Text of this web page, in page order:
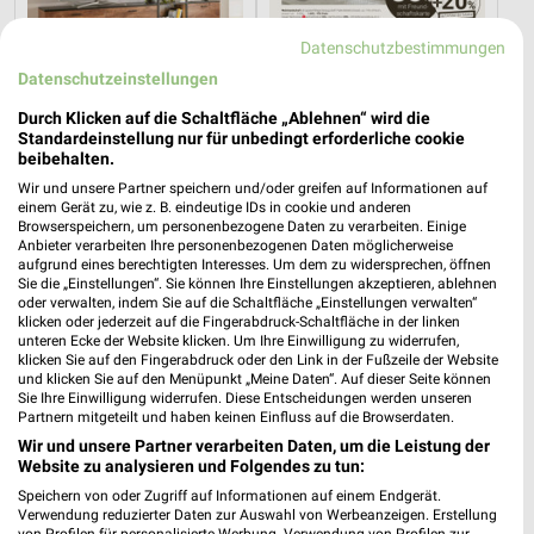
Wohnen Spezial
Gültig bis Fr. 14.08.
Dieter Knoll
Gültig bis Fr. 14.08.
Opti Wohnwelt XXXLutz
Datenschutzbestimmungen
Datenschutzeinstellungen
Durch Klicken auf die Schaltfläche „Ablehnen“ wird die
Standardeinstellung nur für unbedingt erforderliche cookie
beibehalten.
Wir und unsere Partner speichern und/oder greifen auf Informationen auf
einem Gerät zu, wie z. B. eindeutige IDs in cookie und anderen
Browserspeichern, um personenbezogene Daten zu verarbeiten. Einige
Anbieter verarbeiten Ihre personenbezogenen Daten möglicherweise
aufgrund eines berechtigten Interesses. Um dem zu widersprechen, öffnen
Sie die „Einstellungen“. Sie können Ihre Einstellungen akzeptieren, ablehnen
oder verwalten, indem Sie auf die Schaltfläche „Einstellungen verwalten“
klicken oder jederzeit auf die Fingerabdruck-Schaltfläche in der linken
unteren Ecke der Website klicken. Um Ihre Einwilligung zu widerrufen,
klicken Sie auf den Fingerabdruck oder den Link in der Fußzeile der Website
und klicken Sie auf den Menüpunkt „Meine Daten“. Auf dieser Seite können
Sie Ihre Einwilligung widerrufen. Diese Entscheidungen werden unseren
Partnern mitgeteilt und haben keinen Einfluss auf die Browserdaten.
Wir und unsere Partner verarbeiten Daten, um die Leistung der
Website zu analysieren und Folgendes zu tun:
Speichern von oder Zugriff auf Informationen auf einem Endgerät.
Verwendung reduzierter Daten zur Auswahl von Werbeanzeigen. Erstellung